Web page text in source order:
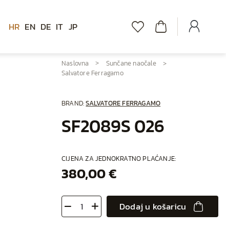
HR EN DE IT JP
Naslovna
Sunčane naočale
Salvatore Ferragamo
BRAND:SALVATORE FERRAGAMO
SF2089S 026
CIJENA ZA JEDNOKRATNO PLAĆANJE:
380,00 €
Dodaj u košaricu